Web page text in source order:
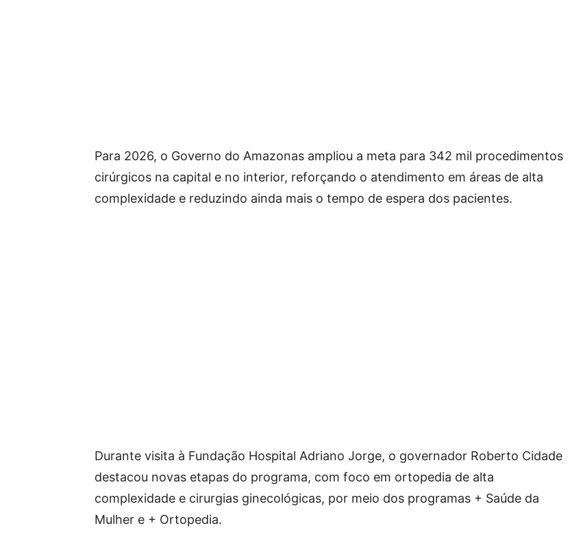
Para 2026, o Governo do Amazonas ampliou a meta para 342 mil procedimentos
cirúrgicos na capital e no interior, reforçando o atendimento em áreas de alta
complexidade e reduzindo ainda mais o tempo de espera dos pacientes.
Durante visita à Fundação Hospital Adriano Jorge, o governador Roberto Cidade
destacou novas etapas do programa, com foco em ortopedia de alta
complexidade e cirurgias ginecológicas, por meio dos programas + Saúde da
Mulher e + Ortopedia.